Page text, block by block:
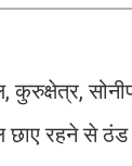
छाए रहने से